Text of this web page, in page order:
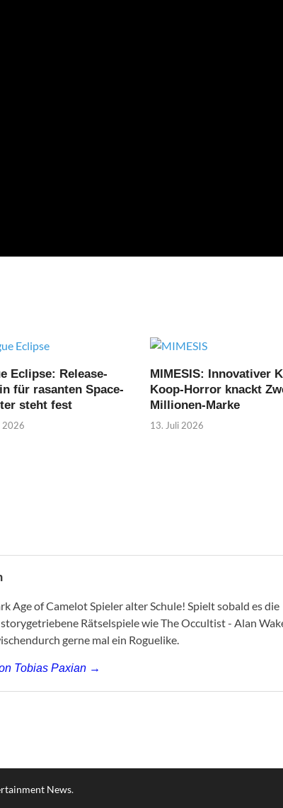
Eclipse: Release-
für rasanten Space-
steht fest
2026
MIMESIS: Innovativer
Koop-Horror knackt
Millionen-Marke
13. Juli 2026
Age of Camelot Spieler alter Schule! Spielt sobald es die
Rätselspiele wie The Occultist - Alan
gerne mal ein Roguelike.
Tobias Paxian →
News.